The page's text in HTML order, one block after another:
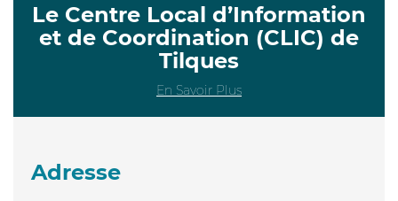
Le Centre Local d’Information
et de Coordination (CLIC) de
Tilques
En Savoir Plus
Adresse